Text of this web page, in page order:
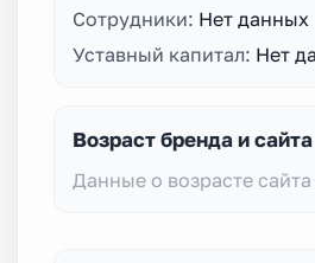
Сотрудники: Нет данных
Уставный капитал: Нет
Возраст бренда и сайта
Данные о возрасте